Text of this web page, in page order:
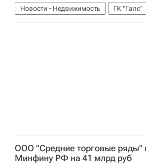
Новости - Недвижимость ГК "Галс"
ООО "Средние торговые ряды"
Минфину РФ на 41 млрд руб